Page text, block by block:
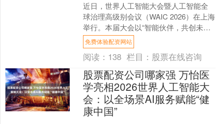
近日，世界人工智能大会暨人工智能全
球治理高级别会议（WAIC 2026）在上海
举行。本届大会以“智能伙伴，共创未来”
为主题，标志着AI正从技术探索全面转向
实体产....
免费体验配资网站
阅读： 138 栏目： 股票在线咨询
股票配资公司哪家强 万怡医
学亮相2026世界人工智能大
会：以全场景AI服务赋能“健
康中国”